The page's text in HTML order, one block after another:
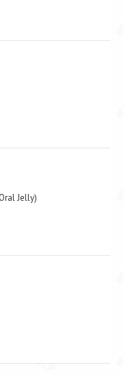
Jelly)